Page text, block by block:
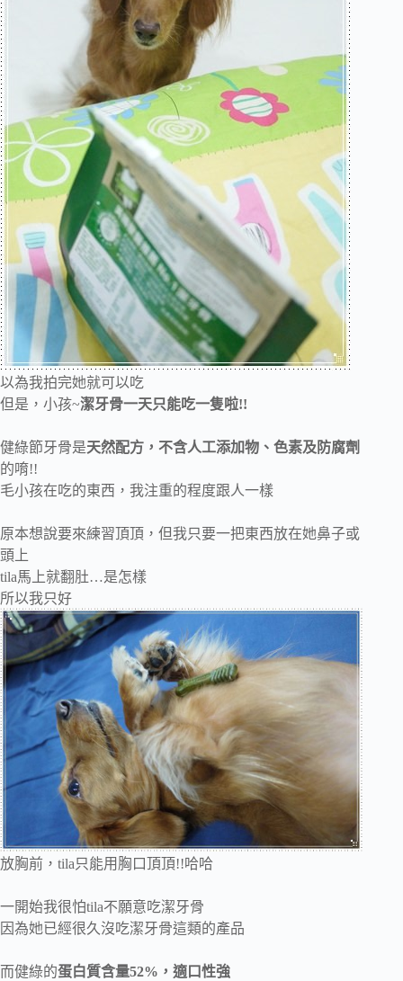
以為我拍完她就可以吃
但是，小孩~潔牙骨一天只能吃一隻啦!!
健綠節牙骨是天然配方，不含人工添加物、色素及防腐劑
的唷!!
毛小孩在吃的東西，我注重的程度跟人一樣
原本想說要來練習頂頂，但我只要一把東西放在她鼻子或
頭上
tila馬上就翻肚…是怎樣
所以我只好
放胸前，tila只能用胸口頂頂!!哈哈
一開始我很怕tila不願意吃潔牙骨
因為她已經很久沒吃潔牙骨這類的產品
而健綠的蛋白質含量52%，適口性強